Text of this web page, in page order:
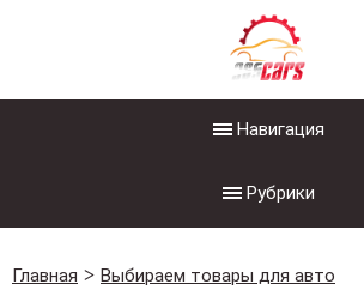
Навигация
Рубрики
Главная Выбираем товары для авто